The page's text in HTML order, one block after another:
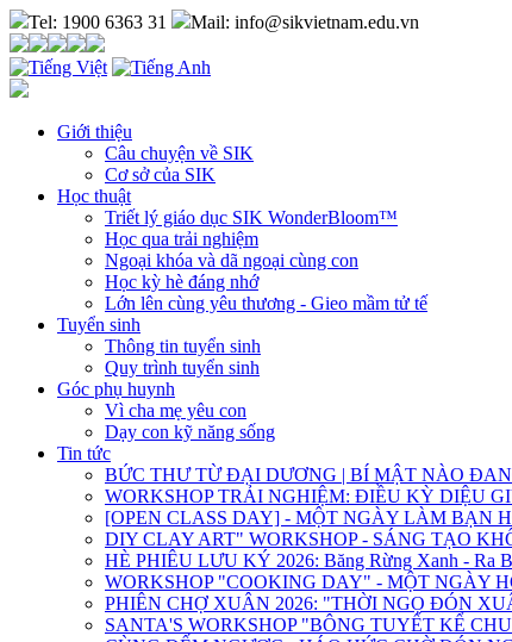
Tel: 1900 6363 31 Mail: info@sikvietnam.edu.vn
Giới thiệu
Câu chuyện về SIK
Cơ sở của SIK
Học thuật
Triết lý giáo dục SIK WonderBloom™
Học qua trải nghiệm
Ngoại khóa và dã ngoại cùng con
Học kỳ hè đáng nhớ
Lớn lên cùng yêu thương - Gieo mầm tử tế
Tuyển sinh
Thông tin tuyển sinh
Quy trình tuyển sinh
Góc phụ huynh
Vì cha mẹ yêu con
Dạy con kỹ năng sống
Tin tức
BỨC THƯ TỪ ĐẠI DƯƠNG | BÍ MẬT NÀO
WORKSHOP TRẢI NGHIỆM: ĐIỀU KỲ DIỆU
[OPEN CLASS DAY] - MỘT NGÀY LÀM BẠN
DIY CLAY ART" WORKSHOP - SÁNG TẠO
HÈ PHIÊU LƯU KÝ 2026: Băng Rừng Xanh - Ra
WORKSHOP "COOKING DAY" - MỘT NGÀY
PHIÊN CHỢ XUÂN 2026: "THỜI NGỌ ĐÓN
SANTA'S WORKSHOP "BÔNG TUYẾT KỂ